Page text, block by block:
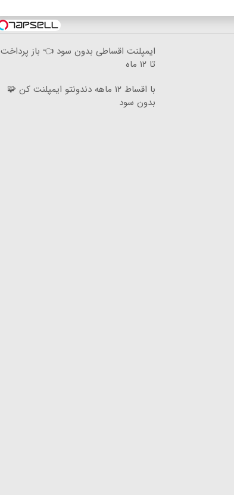
ایمپلنت اقساطی بدون سود 👈 باز پرداخت
تا ۱۲ ماه
با اقساط ۱۲ ماهه دندونتو ایمپلنت کن 🧩
بدون سود